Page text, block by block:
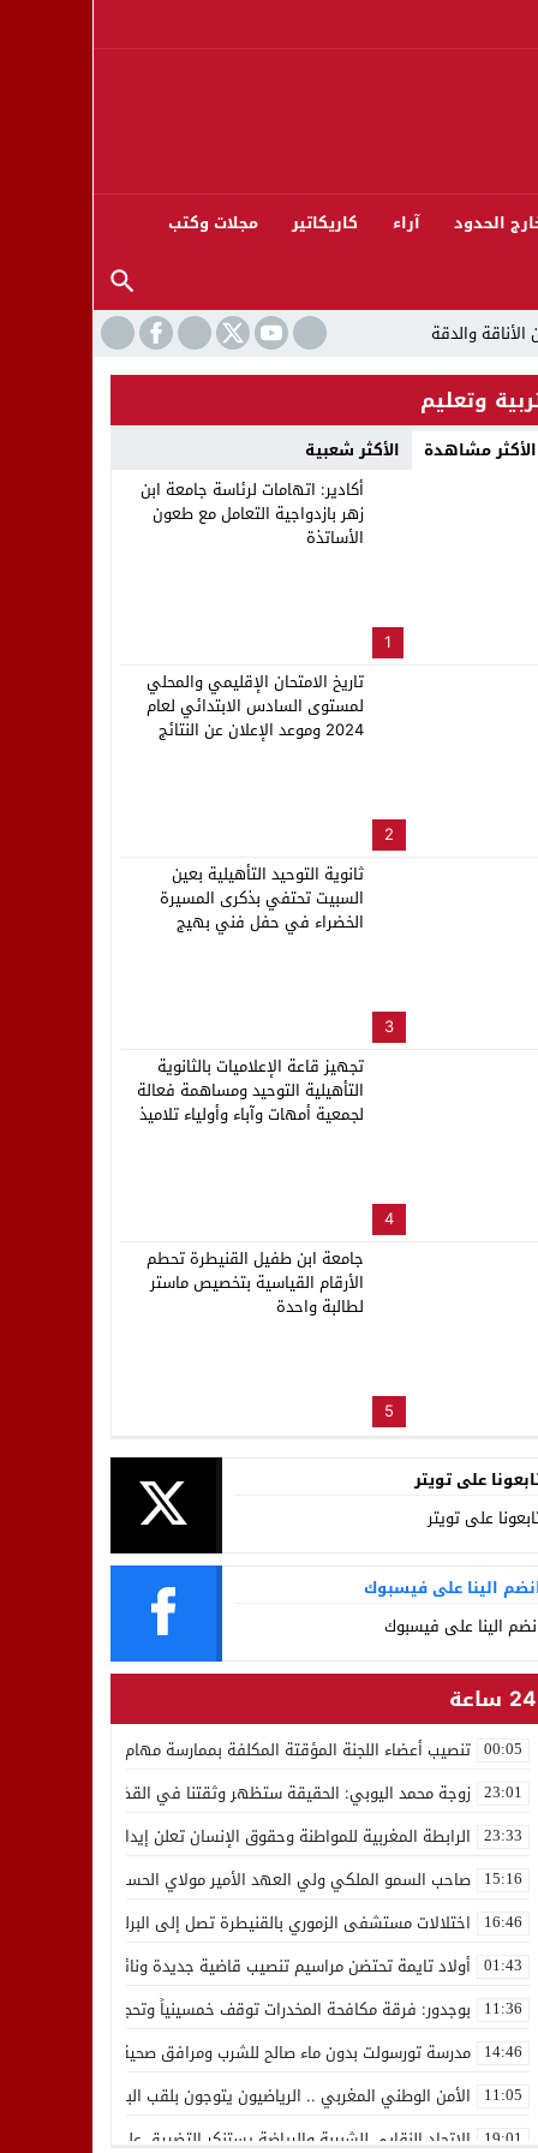
الحدود آراء كاريكاتير مجلات وكتب
بنزاهة النهائي
وتعليم
الأكثر مشاهدة الأكثر شعبية
1
أكادير: اتهامات لرئاسة جامعة ابن
زهر بازدواجية التعامل مع طعون
الأساتذة
2
تاريخ الامتحان الإقليمي والمحلي
لمستوى السادس الابتدائي لعام
2024 وموعد الإعلان عن النتائج
3
ثانوية التوحيد التأهيلية بعين
السبيت تحتفي بذكرى المسيرة
الخضراء في حفل فني بهيج
4
تجهيز قاعة الإعلاميات بالثانوية
التأهيلية التوحيد ومساهمة فعالة
لجمعية أمهات وآباء وأولياء تلاميذ
5
جامعة ابن طفيل القنيطرة تحطم
الأرقام القياسية بتخصيص ماستر
لطالبة واحدة
على تويتر
على تويتر
الينا على فيسبوك
الينا على فيسبوك
24 ساعة
00:05 تنصيب أعضاء اللجنة المؤقتة المكلفة بممارسة مهام المجلس الوطني
23:01 زوجة محمد اليوبي: الحقيقة ستظهر وثقتنا في القضاء ثابتة
23:33 الرابطة المغربية للمواطنة وحقوق الإنسان تعلن إيداع رئيسها
15:16 صاحب السمو الملكي ولي العهد الأمير مولاي الحسن يدشن “برج
16:46 اختلالات مستشفى الزموري بالقنيطرة تصل إلى البرلمان واستقالة
01:43 أولاد تايمة تحتضن مراسيم تنصيب قاضية جديدة ونائب لوكيل الملك
11:36 بوجدور: فرقة مكافحة المخدرات توقف خمسينياً وتحجز 10 كيلوغرامات من الشيرا
14:46 مدرسة تورسولت بدون ماء صالح للشرب ومرافق صحية في وضعية
11:05 الأمن الوطني المغربي .. الرياضيون يتوجون بلقب البطولة العربية
19:01 الاتحاد النقابي للشبيبة والرياضة يستنكر التضييق على الموظفين